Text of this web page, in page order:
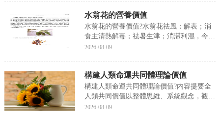
了不知歸路心在旅途曾經肆無忌憚的笑過華
胥殘夢殇流年...
水翁花的營養價值
水翁花的營養價值?水翁花祛風；解表；消
食主清熱解毒；祛暑生津；消滞利濕，今天
小編就來聊一聊關于水翁花的營養價值?接
毒；祛暑生津；消滞利濕。水翁花對常見化
膿性球菌和腸...
2026-08-09
構建人類命運共同體理論價值
構建人類命運共同體理論價值?内容提要全
人類共同價值以整體思維、系統觀念，觀照
全人類的前途命運，直面當今國際關系中的
2026-08-09